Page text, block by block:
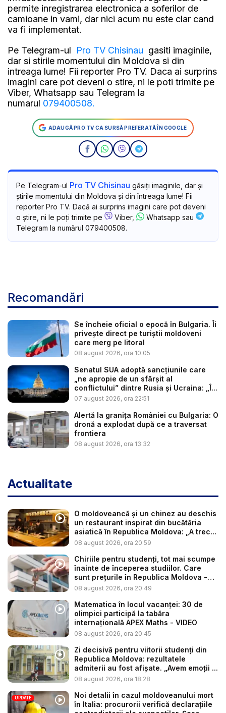
permite inregistrarea electronica a soferilor de
camioane in vami, dar nici acum nu este clar cand
va fi implementat.
Pe Telegram-ul Pro TV Chisinau gasiti imaginile,
dar si stirile momentului din Moldova si din
intreaga lume! Fii reporter Pro TV. Daca ai surprins
imagini care pot deveni o stire, ni le poti trimite pe
Viber, Whatsapp sau Telegram la
numarul 079400508.
ADAUGĂ PRO TV CA SURSĂ PREFERATĂ ÎN GOOGLE
Pe Telegram-ul Pro TV Chisinau găsiți imaginile, dar și
știrile momentului din Moldova și din întreaga lume! Fii
reporter Pro TV. Dacă ai surprins imagini care pot deveni
o știre, ni le poți trimite pe
Viber,
Whatsapp sau
Telegram la numărul 079400508.
Recomandări
Se încheie oficial o epocă în Bulgaria. Îi
privește direct pe turiștii moldoveni
care merg pe litoral
08 august 2026, ora 10:05
Senatul SUA adoptă sancțiunile care
„ne apropie de un sfârșit al
conflictului” dintre Rusia și Ucraina: „Î...
07 august 2026, ora 22:51
Alertă la granița României cu Bulgaria: O
dronă a explodat după ce a traversat
frontiera
08 august 2026, ora 13:32
Actualitate
O moldoveancă și un chinez au deschis
un restaurant inspirat din bucătăria
asiatică în Republica Moldova: „A trec...
08 august 2026, ora 20:59
Chiriile pentru studenți, tot mai scumpe
înainte de începerea studiilor. Care
sunt prețurile în Republica Moldova -
V...
08 august 2026, ora 20:49
Matematica în locul vacanței: 30 de
olimpici participă la tabăra
internațională APEX Maths - VIDEO
08 august 2026, ora 20:45
Zi decisivă pentru viitorii studenți din
Republica Moldova: rezultatele
admiterii au fost afișate. „Avem emoții ...
08 august 2026, ora 18:28
UPDATE
Noi detalii în cazul moldoveanului mort
în Italia: procurorii verifică declarațiile